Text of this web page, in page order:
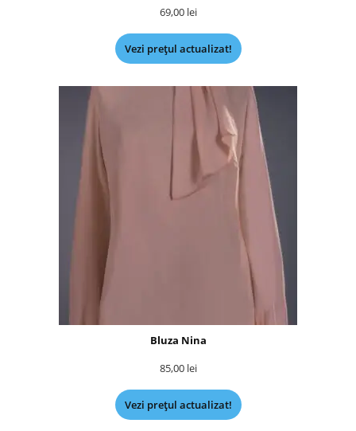
69,00 lei
Vezi prețul actualizat!
Bluza Nina
85,00 lei
Vezi prețul actualizat!